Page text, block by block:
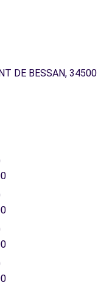
DE BESSAN, 34500